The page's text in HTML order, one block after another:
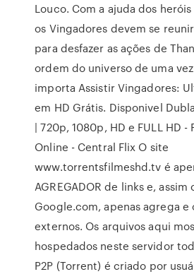
Louco. Com a ajuda dos
os Vingadores devem se
para desfazer as ações de
ordem do universo de uma
importa Assistir Vingadores:
em HD Grátis. Disponivel
| 720p, 1080p, HD e FULL HD -
Online - Central Flix O site
www.torrentsfilmeshd.tv é
AGREGADOR de links e, assim
Google.com, apenas agrega e
externos. Os arquivos aqui
hospedados neste servidor
P2P (Torrent) é criado por